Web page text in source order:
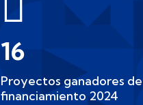
19
Proyectos ganadores de
financiamiento 2024